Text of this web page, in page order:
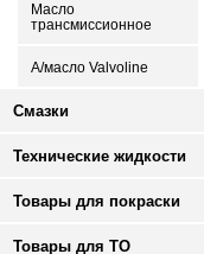
Масло
трансмиссионное
А/масло Valvoline
Смазки
Технические жидкости
Товары для покраски
Товары для ТО